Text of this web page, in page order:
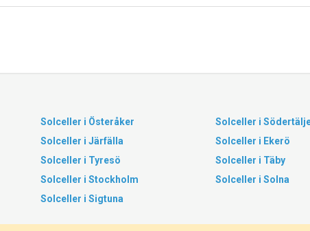
Solceller i Österåker
Solceller i
Solceller i Järfälla
Solceller i Ekerö
Solceller i Tyresö
Solceller i Täby
Solceller i Stockholm
Solceller i Solna
Solceller i Sigtuna